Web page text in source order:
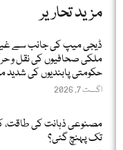
مزید تحاریر
ڈیجی میپ کی جانب سے
ملکی صحافیوں کی نقل و
حکومتی پابندیوں کی
اگست 7, 2026
مصنوعی ذہانت کی طاقت،
تک پہنچ گئی؟